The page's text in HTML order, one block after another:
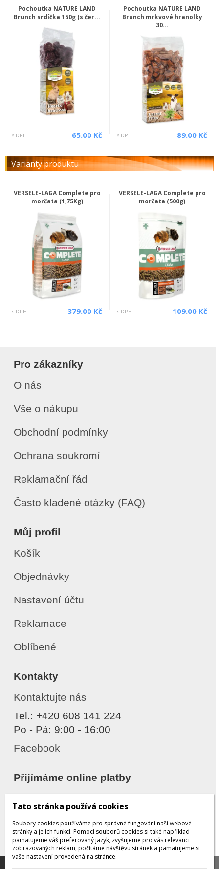
Pochoutka NATURE LAND
Brunch srdíčka 150g (s čer...
s DPH 65.00 Kč
Pochoutka NATURE LAND
Brunch mrkvové hranolky
30...
s DPH 89.00 Kč
Varianty produktu
VERSELE-LAGA Complete pro
morčata (1,75Kg)
s DPH 379.00 Kč
VERSELE-LAGA Complete pro
morčata (500g)
s DPH 109.00 Kč
Pro zákazníky
O nás
Vše o nákupu
Obchodní podmínky
Ochrana soukromí
Reklamační řád
Často kladené otázky (FAQ)
Můj profil
Košík
Objednávky
Nastavení účtu
Reklamace
Oblíbené
Kontakty
Kontaktujte nás
Tel.: +420 608 141 224
Po - Pá: 9:00 - 16:00
Facebook
Přijímáme online platby
Děkujeme za důvěru
Tato stránka používá cookies
Soubory cookies používáme pro správné fungování naší webové
stránky a jejích funkcí. Pomocí souborů cookies si také například
pamatujeme váš preferovaný jazyk, zvyšujeme pro vás relevanci
zobrazovaných reklam, počítáme návštěvu stránek a pamatujeme si
vaše nastavení provedená na stránce.